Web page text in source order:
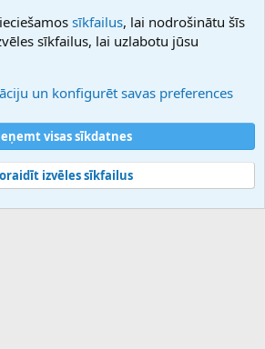
® © 2010-2025 XenForo Ltd.
sīkfailus, lai nodrošinātu šīs
sīkfailus, lai uzlabotu jūsu
un konfigurēt savas preferences
visas sīkdatnes
izvēles sīkfailus